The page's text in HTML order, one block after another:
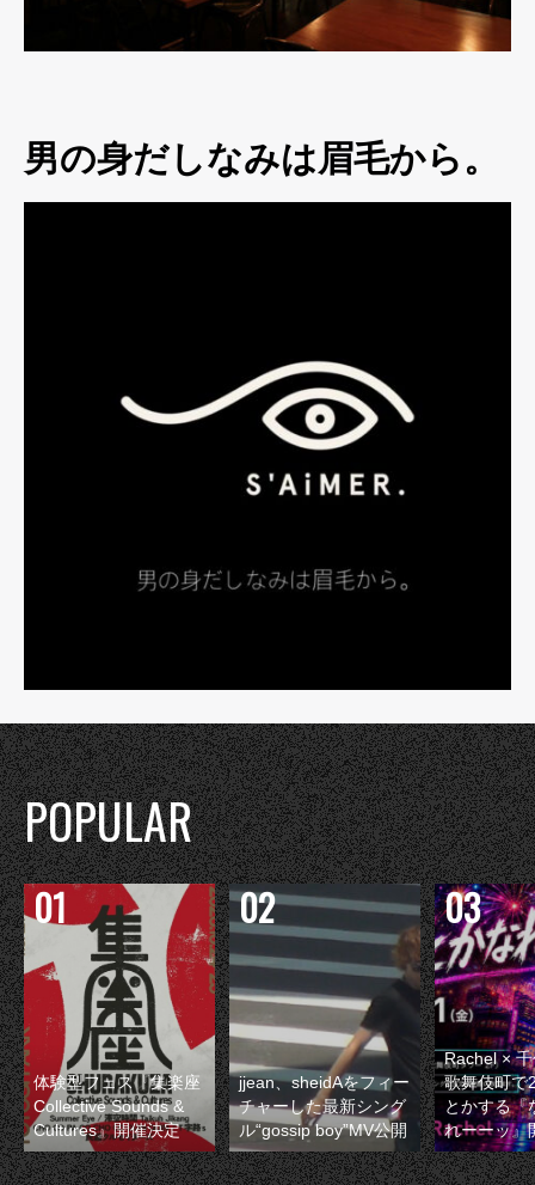
男の身だしなみは眉毛から。
POPULAR
体験型フェス『集楽座
Collective Sounds &
Cultures』開催決定
jjean、sheidAをフィー
チャーした最新シング
ル“gossip boy”MV公開
Rachel ×
歌舞伎町で
とかする『
れーーッ』